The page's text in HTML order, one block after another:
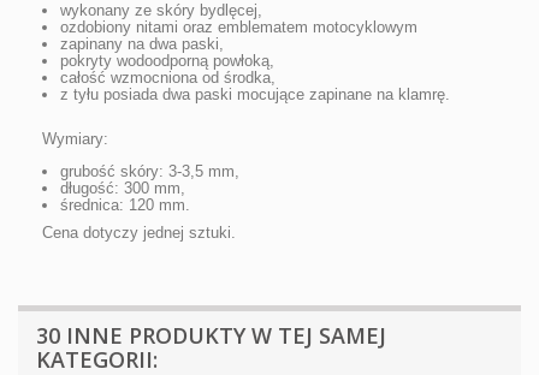
wykonany ze skóry bydlęcej,
ozdobiony nitami oraz emblematem motocyklowym
zapinany na dwa paski,
pokryty wodoodporną powłoką,
całość wzmocniona od środka,
z tyłu posiada dwa paski mocujące zapinane na klamrę.
Wymiary:
grubość skóry: 3-3,5 mm,
długość: 300 mm,
średnica: 120 mm.
Cena dotyczy jednej sztuki.
30 INNE PRODUKTY W TEJ SAMEJ
KATEGORII: